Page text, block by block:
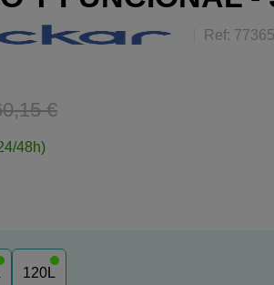
Ref:
€
48h)
120L